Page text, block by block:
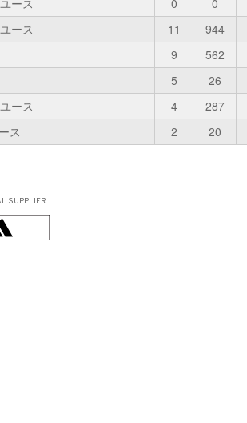
ース 11 944
9 562
5 26
ース 4 287
ス 2 20
SUPPLIER